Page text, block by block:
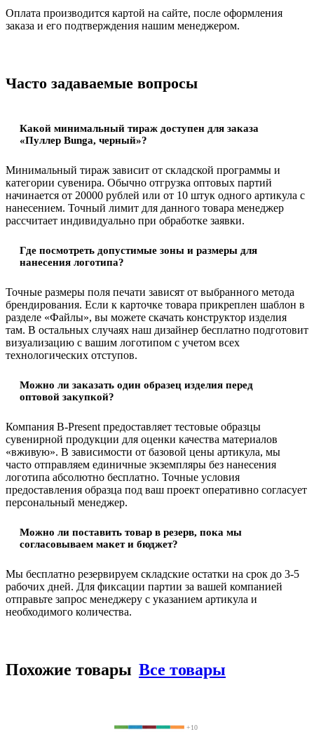
Оплата производится картой на сайте, после оформления
заказа и его подтверждения нашим менеджером.
Часто задаваемые вопросы
Какой минимальный тираж доступен для заказа
«Пуллер Bunga, черный»?
Минимальный тираж зависит от складской программы и
категории сувенира. Обычно отгрузка оптовых партий
начинается от 20000 рублей или от 10 штук одного артикула с
нанесением. Точный лимит для данного товара менеджер
рассчитает индивидуально при обработке заявки.
Где посмотреть допустимые зоны и размеры для
нанесения логотипа?
Точные размеры поля печати зависят от выбранного метода
брендирования. Если к карточке товара прикреплен шаблон в
разделе «Файлы», вы можете скачать конструктор изделия
там. В остальных случаях наш дизайнер бесплатно подготовит
визуализацию с вашим логотипом с учетом всех
технологических отступов.
Можно ли заказать один образец изделия перед
оптовой закупкой?
Компания B-Present предоставляет тестовые образцы
сувенирной продукции для оценки качества материалов
«вживую». В зависимости от базовой цены артикула, мы
часто отправляем единичные экземпляры без нанесения
логотипа абсолютно бесплатно. Точные условия
предоставления образца под ваш проект оперативно согласует
персональный менеджер.
Можно ли поставить товар в резерв, пока мы
согласовываем макет и бюджет?
Мы бесплатно резервируем складские остатки на срок до 3-5
рабочих дней. Для фиксации партии за вашей компанией
отправьте запрос менеджеру с указанием артикула и
необходимого количества.
Похожие товары Все товары
+10